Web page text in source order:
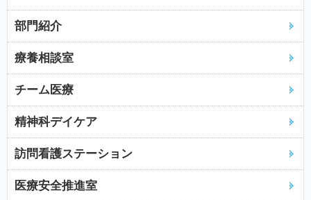
部門紹介
療養相談室
チーム医療
精神科デイケア
訪問看護ステーション
医療安全推進室